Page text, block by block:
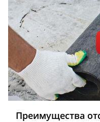
Преимущества